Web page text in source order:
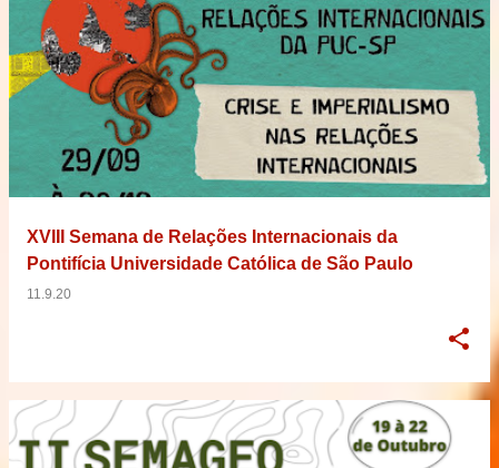
XVIII Semana de Relações Internacionais da
Pontifícia Universidade Católica de São Paulo
11.9.20